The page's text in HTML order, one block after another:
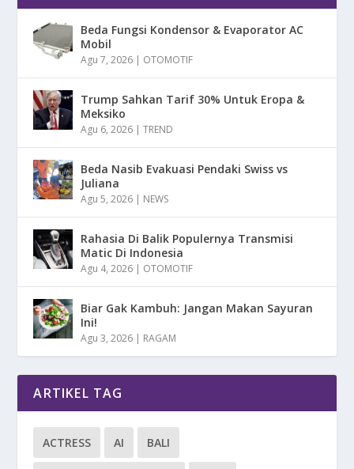
Beda Fungsi Kondensor & Evaporator AC
Mobil
Agu 7, 2026 | OTOMOTIF
Trump Sahkan Tarif 30% Untuk Eropa &
Meksiko
Agu 6, 2026 |TREND
Beda Nasib Evakuasi Pendaki Swiss vs
Juliana
Agu 5, 2026 | NEWS
Rahasia Di Balik Populernya Transmisi
Matic Di Indonesia
Agu 4, 2026 | OTOMOTIF
Biar Gak Kambuh: Jangan Makan Sayuran
Ini!
Agu 3, 2026 | RAGAM
ARTIKEL TAG
ACTRESS AI BALI